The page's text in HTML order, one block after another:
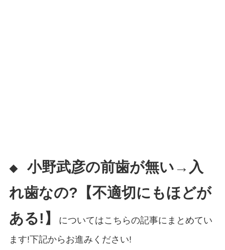
◆ 小野武彦の前歯が無い→入
れ歯なの?【不適切にもほどが
ある!】
についてはこちらの記事にまとめてい
ます!下記からお進みください!